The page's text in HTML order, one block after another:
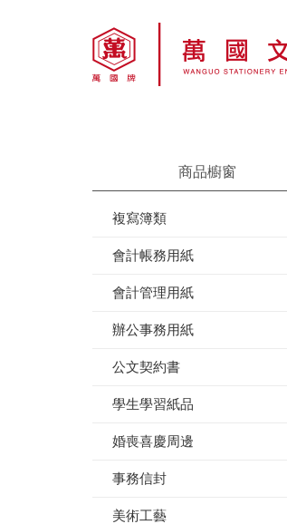
商品櫥窗
複寫簿類
會計帳務用紙
會計管理用紙
辦公事務用紙
公文契約書
學生學習紙品
婚喪喜慶周邊
事務信封
美術工藝